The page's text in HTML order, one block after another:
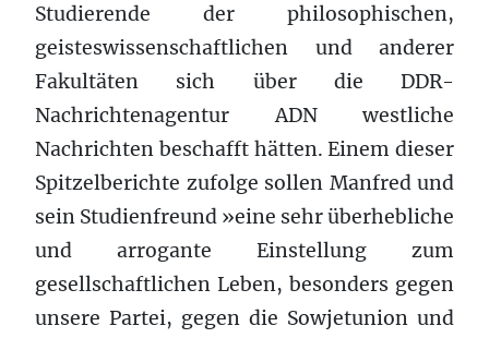
Studierende der philosophischen,
geisteswissenschaftlichen und anderer
Fakultäten sich über die DDR-
Nachrichtenagentur ADN westliche
Nachrichten beschafft hätten. Einem dieser
Spitzelberichte zufolge sollen Manfred und
sein Studienfreund »eine sehr überhebliche
und arrogante Einstellung zum
gesellschaftlichen Leben, besonders gegen
unsere Partei, gegen die Sowjetunion und